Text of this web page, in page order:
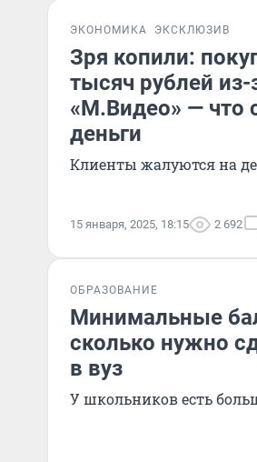
ЭКОНОМИКА ЭКСКЛЮЗИВ
Зря копили:
тысяч рублей
«М.Видео» — что
деньги
Клиенты жалуются на
15 января, 2025, 18:15 2 692
ОБРАЗОВАНИЕ
Минимальные
сколько нужно
в вуз
У школьников есть